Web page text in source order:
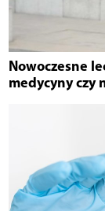
Nowoczesne
medycyny czy